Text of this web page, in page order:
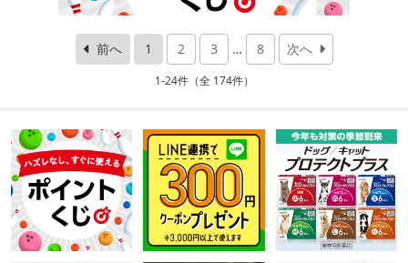
前へ 1 2 3 … 8 次へ
1-24件（全 174件）